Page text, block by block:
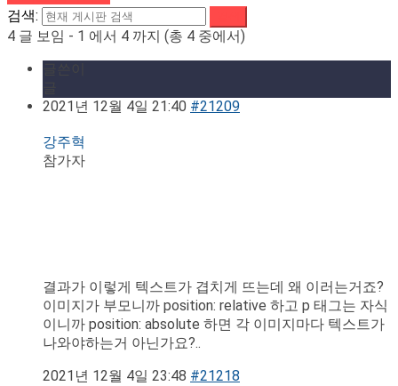
검색:
4 글 보임 - 1 에서 4 까지 (총 4 중에서)
2021년 12월 4일 21:40 #21209
강주혁
참가자
결과가 이렇게 텍스트가 겹치게 뜨는데 왜 이러는거죠?
이미지가 부모니까 position: relative 하고 p 태그는 자식
이니까 position: absolute 하면 각 이미지마다 텍스트가
나와야하는거 아닌가요?..
2021년 12월 4일 23:48 #21218